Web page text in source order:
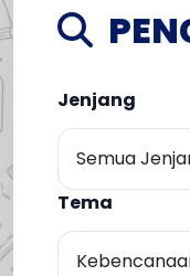
Jenjang
Tema